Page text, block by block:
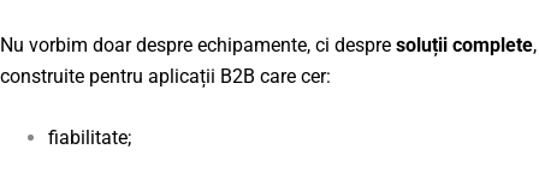
Nu vorbim doar despre echipamente, ci despre soluții complete,
construite pentru aplicații B2B care cer:
fiabilitate;